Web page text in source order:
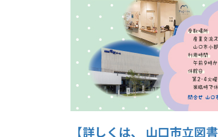
【詳しくは、 山口市立図